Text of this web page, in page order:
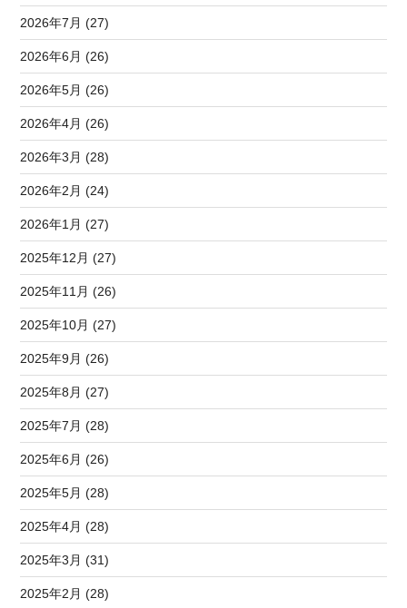
2026年7月 (27)
2026年6月 (26)
2026年5月 (26)
2026年4月 (26)
2026年3月 (28)
2026年2月 (24)
2026年1月 (27)
2025年12月 (27)
2025年11月 (26)
2025年10月 (27)
2025年9月 (26)
2025年8月 (27)
2025年7月 (28)
2025年6月 (26)
2025年5月 (28)
2025年4月 (28)
2025年3月 (31)
2025年2月 (28)